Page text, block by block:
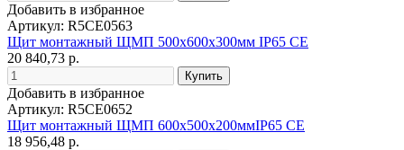
Добавить в избранное
Артикул: R5CE0563
Щит монтажный ЩМП 500х600х300мм IP65 CE
20 840,73 р.
Добавить в избранное
Артикул: R5CE0652
Щит монтажный ЩМП 600х500х200ммIP65 CE
18 956,48 р.